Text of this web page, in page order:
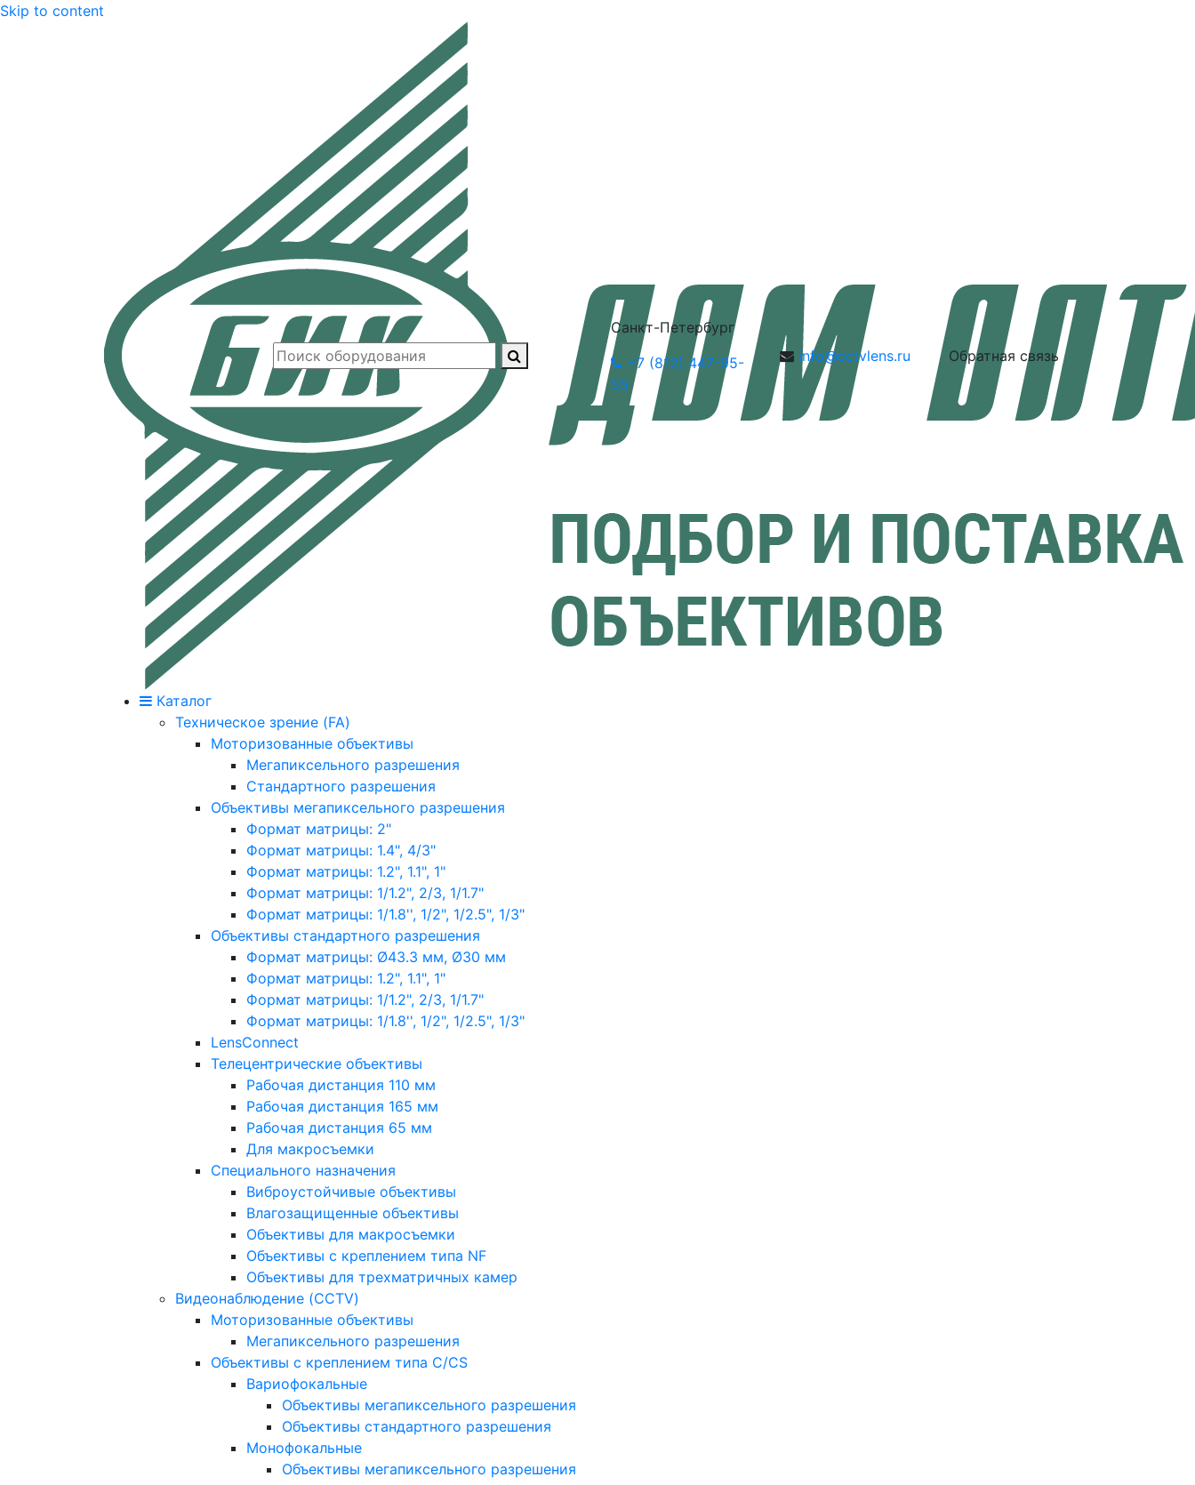
Skip to content
Санкт-Петербург
+7 (812) 447-95-
55
info@cctvlens.ru Обратная связь
Каталог
Техническое зрение (FA)
Моторизованные объективы
Мегапиксельного разрешения
Стандартного разрешения
Объективы мегапиксельного разрешения
Формат матрицы: 2"
Формат матрицы: 1.4", 4/3"
Формат матрицы: 1.2", 1.1", 1"
Формат матрицы: 1/1.2", 2/3, 1/1.7"
Формат матрицы: 1/1.8'', 1/2", 1/2.5", 1/3"
Объективы стандартного разрешения
Формат матрицы: Ø43.3 мм, Ø30 мм
Формат матрицы: 1.2", 1.1", 1"
Формат матрицы: 1/1.2", 2/3, 1/1.7"
Формат матрицы: 1/1.8'', 1/2", 1/2.5", 1/3"
LensConnect
Телецентрические объективы
Рабочая дистанция 110 мм
Рабочая дистанция 165 мм
Рабочая дистанция 65 мм
Для макросъемки
Специального назначения
Виброустойчивые объективы
Влагозащищенные объективы
Объективы для макросъемки
Объективы с креплением типа NF
Объективы для трехматричных камер
Видеонаблюдение (CCTV)
Моторизованные объективы
Мегапиксельного разрешения
Объективы с креплением типа C/CS
Вариофокальные
Объективы мегапиксельного разрешения
Объективы стандартного разрешения
Монофокальные
Объективы мегапиксельного разрешения